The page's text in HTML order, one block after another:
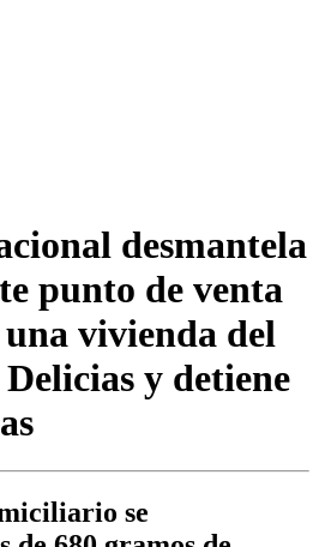
desmantela
punto de venta
una vivienda del
y detiene
se